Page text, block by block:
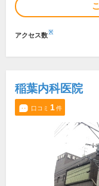
アクセス数※
稲葉内科医院
口コミ 1件